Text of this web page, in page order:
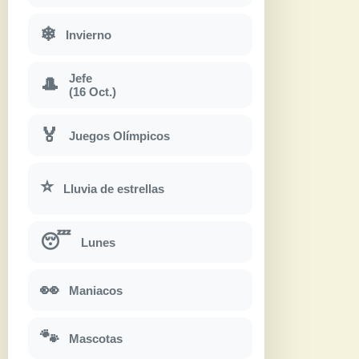
❄ Invierno
🎩
Jefe
(16 Oct.)
🏅 Juegos Olímpicos
⭐ Lluvia de estrellas
😴 Lunes
👀 Maniacos
🐾 Mascotas